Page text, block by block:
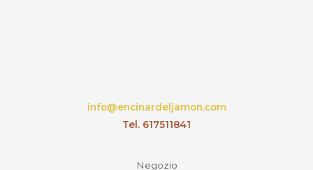
info@encinardeljamon.com
Tel. 617511841
Negozio